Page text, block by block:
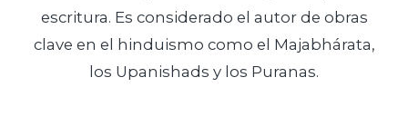
escritura. Es considerado el autor de obras
clave en el hinduismo como el Majabhárata,
los Upanishads y los Puranas.